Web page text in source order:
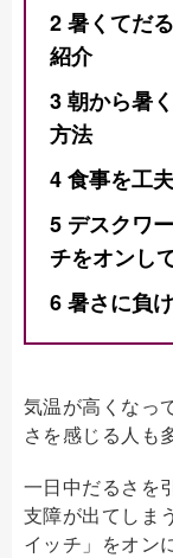
2暑くてだ
紹介
3朝から暑
方法
4食事を工
5 デスクワ
チをオンし
6暑さに負
気温が高くなっ
さを感じる人も
一日中だるさを
支障が出てしま
イッチ」をオン